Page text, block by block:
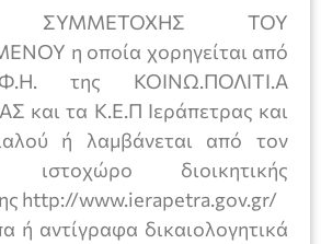
ΣΥΜΜΕΤΟΧΗΣ ΤΟΥ
η οποία χορηγείται από
της ΚΟΙΝΩ.ΠΟΛΙΤΙ.Α
και τα Κ.Ε.Π Ιεράπετρας και
ή λαμβάνεται από τον
ιστοχώρο διοικητικής
http://www.ierapetra.gov.gr/
ή αντίγραφα δικαιολογητικά